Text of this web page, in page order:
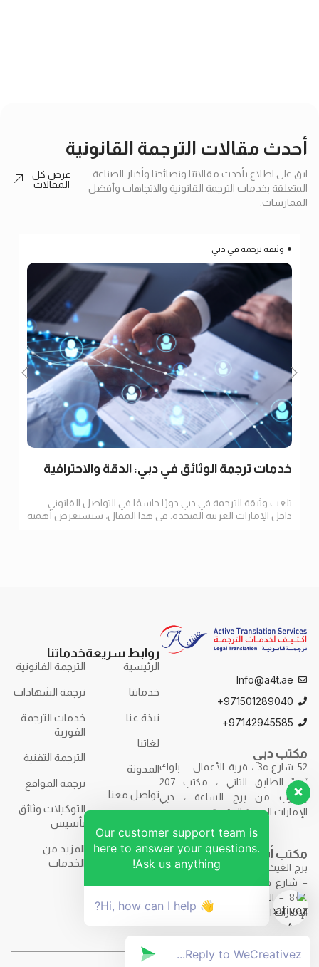
أحدث مقالات الترجمة القانونية
ابقَ على اطلاع بأحدث مقالاتنا ونصائحنا وأخبار الصناعة
المتعلقة بخدمات الترجمة القانونية والاتجاهات وأفضل
الممارسات.
عرض كل
المقالات
وثيقة ترجمة في دبي
خدمات ترجمة الوثائق في دبي: الدقة والاحترافية
تلعب وثيقة الترجمة في دبي دورًا حاسمًا في التواصل القانوني
داخل الإمارات العربية المتحدة. في هذا المقال، سنستعرض أهمية
Info@a4t.ae
971501289040+
97142945585+
مكتب دبي
52 شارع 3c ، قرية الأعمال – بلوك
“ب” الطابق الثاني ، مكتب 207
بالقرب من برج الساعة ، دبي
الإمارات العربية المتحدة.
مكتب أبوظبي
برج الغيث – F9R7+7H2 – برج الغيث
– شارع حمدان بن محمد – مكتب
844 – الطابق الثامن – أبوظبي –
الإمارات العربية المتحدة
روابط سريعة
الرئيسية
خدماتنا
نبذة عنا
لغاتنا
المدونة
تواصل معنا
خدماتنا
الترجمة القانونية
ترجمة الشهادات
خدمات الترجمة
الفورية
الترجمة التقنية
ترجمة المواقع
التوكيلات وثائق
تأسيس
المزيد من
الخدمات
Our customer support team is
here to answer your questions.
Ask us anything!
👋 Hi, how can I help?